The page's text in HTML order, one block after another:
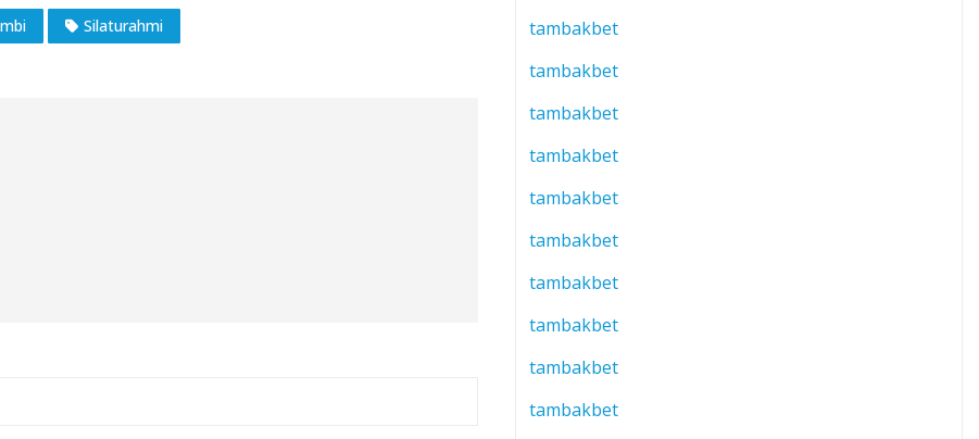
Silaturahmi
tambakbet
tambakbet
tambakbet
tambakbet
tambakbet
tambakbet
tambakbet
tambakbet
tambakbet
tambakbet